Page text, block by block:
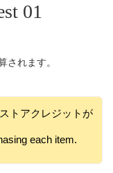
01
されます。
トアクレジットが
each item.